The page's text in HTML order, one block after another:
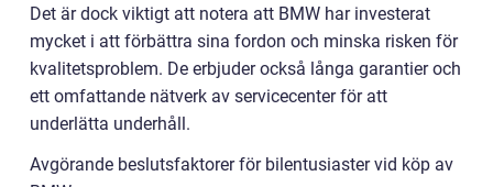
Det är dock viktigt att notera att BMW har investerat
mycket i att förbättra sina fordon och minska risken för
kvalitetsproblem. De erbjuder också långa garantier och
ett omfattande nätverk av servicecenter för att
underlätta underhåll.
Avgörande beslutsfaktorer för bilentusiaster vid köp av